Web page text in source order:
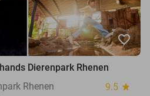
favorite_border
Dierenpark Rhenen
Rhenen
9.5 star